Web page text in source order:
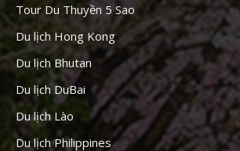
Tour Du Thuyền 5 Sao
Du lịch Hong Kong
Du lịch Bhutan
Du lịch DuBai
Du lịch Lào
Du lịch Philippines